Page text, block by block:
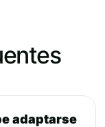
adaptarse